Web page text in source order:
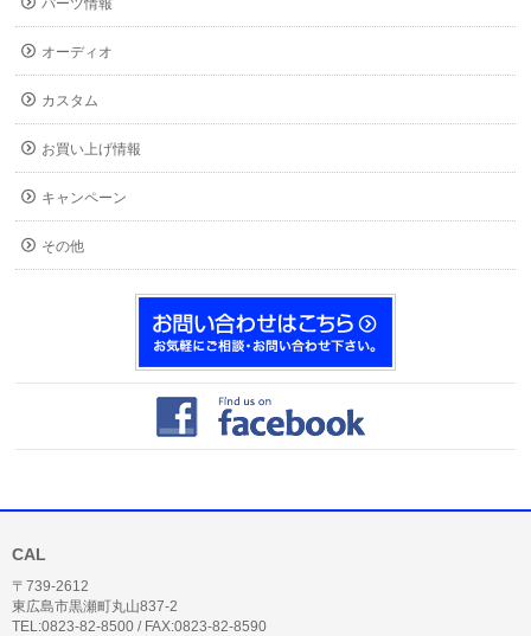
パーツ情報
オーディオ
カスタム
お買い上げ情報
キャンペーン
その他
CAL
〒739-2612
東広島市黒瀬町丸山837-2
TEL:0823-82-8500 / FAX:0823-82-8590